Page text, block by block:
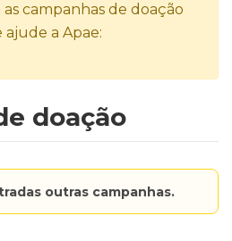
campanhas de doação
ajude a Apae:
doação
outras campanhas.